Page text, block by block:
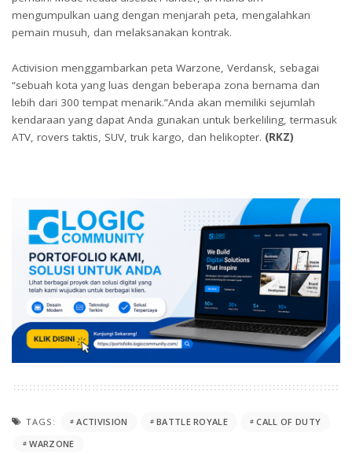
mengumpulkan uang dengan menjarah peta, mengalahkan
pemain musuh, dan melaksanakan kontrak.
Activision menggambarkan peta Warzone, Verdansk, sebagai
“sebuah kota yang luas dengan beberapa zona bernama dan
lebih dari 300 tempat menarik.”Anda akan memiliki sejumlah
kendaraan yang dapat Anda gunakan untuk berkeliling, termasuk
ATV, rovers taktis, SUV, truk kargo, dan helikopter. (RKZ)
TAGS: ACTIVISION BATTLE ROYALE
CALL OF DUTY
WARZONE